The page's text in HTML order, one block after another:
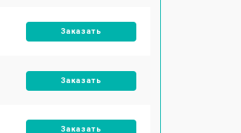
Заказать
Заказать
Заказать